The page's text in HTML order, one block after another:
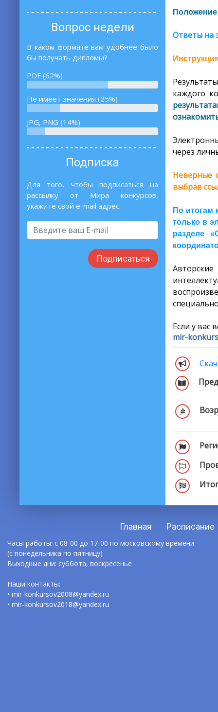
Вопрос недели
В каком формате вам удобнее было
бы получать дипломы?
PDF (62%)
Не имеет значения (25%)
JPG, PNG (14%)
Подписка
Для того, чтобы подписаться на
рассылку от Мира конкурсов,
укажите свой e-mail адрес:
Подписаться
Ответы на
каждого
через
Неверные
выбрав
По итогам
только в
разделе
Если у вас
mir-
Главная Расписание
Часы работы: с 08-00 до 17-00 по московскому времени
(с понедельника по пятницу)
Выходные дни: суббота, воскресенье
Наши контакты:
• mir-konkursov2008@yandex.ru
• mir-konkursov2018@yandex.ru